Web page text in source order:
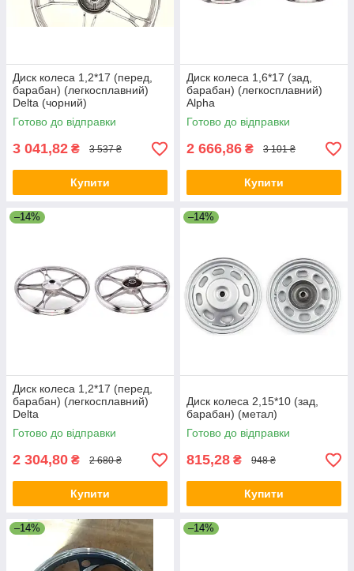
Диск колеса 1,2*17 (перед,
барабан) (легкосплавний)
Delta (чорний)
Готово до відправки
3 041,82 ₴ 3 537 ₴
Купити
Диск колеса 1,6*17 (зад,
барабан) (легкосплавний)
Alpha
Готово до відправки
2 666,86 ₴ 3 101 ₴
Купити
–14%
Диск колеса 1,2*17 (перед,
барабан) (легкосплавний)
Delta
Готово до відправки
2 304,80 ₴ 2 680 ₴
Купити
–14%
Диск колеса 2,15*10 (зад,
барабан) (метал)
Готово до відправки
815,28 ₴ 948 ₴
Купити
–14% –14%